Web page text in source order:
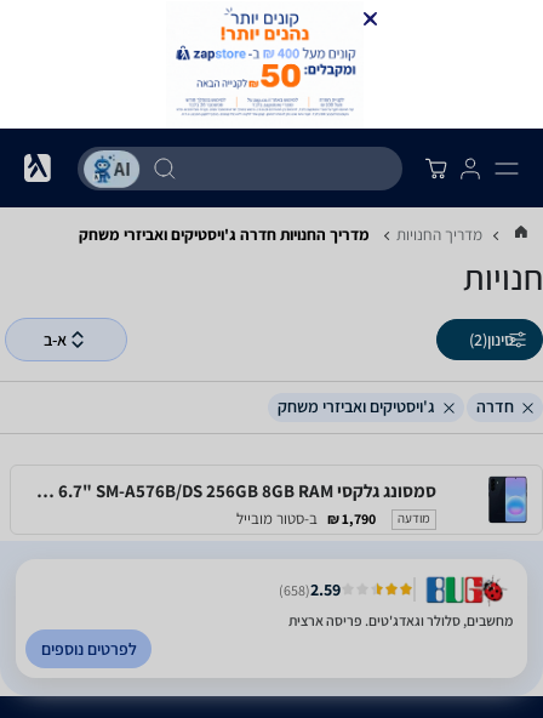
מדריך החנויות מדריך החנויות ‏חדרה ‏ג'ויסטיקים ואביזרי משחק
חנויות
סינון(2) א-ב
חדרה ג'ויסטיקים ואביזרי משחק
סמסונג גלקסי Samsung Galaxy A57 5G 6.7" SM-A576B/DS 256GB 8GB RAM
מודעה 1,790 ₪ ב-סטור מובייל
2.59
(658)
מחשבים, סלולר וגאדג'טים. פריסה ארצית
לפרטים נוספים